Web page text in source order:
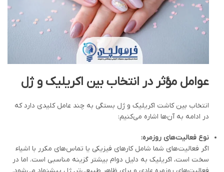
عوامل مؤثر در انتخاب بین اکریلیک و ژل
انتخاب بین کاشت اکریلیک و ژل بستگی به چند عامل کلیدی دارد که
در ادامه به آن‌ها اشاره می‌کنیم:
نوع فعالیت‌های روزمره:
اگر فعالیت‌های شما شامل کارهای فیزیکی یا تماس‌های مکرر با اشیاء
سخت است، اکریلیک به دلیل دوام بیشتر گزینه مناسبی است. اما در